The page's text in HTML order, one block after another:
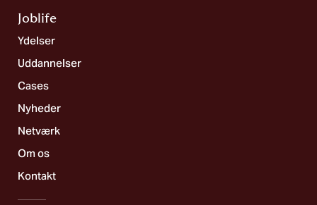
Joblife​
Ydelser
Uddannelser
Cases
Nyheder
Netværk
Om os
Kontakt